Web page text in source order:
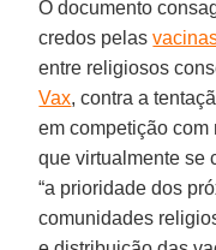
O documento
credos pelas
entre religiosos
Vax, contra a
em competição
que virtualmente se
“a prioridade dos
comunidades